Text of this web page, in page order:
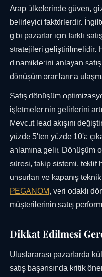
Arap ülkelerinde güven,
belirleyici faktörlerdir.
gibi pazarlar için farklı
stratejileri geliştirilmelidir.
dinamiklerini anlayan
dönüşüm oranlarına
Satış dönüşüm
işletmelerinin gelirlerini
Mevcut lead akışını
yüzde 5'ten yüzde 10'a
anlamına gelir. Dönüşüm
süresi, takip sistemi, teklif
unsurları ve kapanış
PEGANOM, veri odaklı
müşterilerinin satış
Dikkat Edilmesi
Uluslararası pazarlarda
satış başarısında kritik